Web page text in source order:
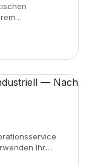
ein und
des
gemütliche
Ihr
zu